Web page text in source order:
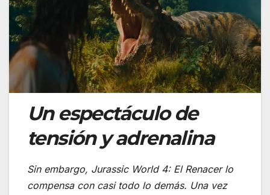
Un espectáculo de
tensión y adrenalina
Sin embargo, Jurassic World 4: El Renacerlo
compensa con casi todo lo demás. Una vez